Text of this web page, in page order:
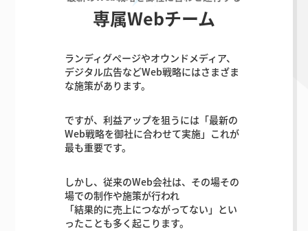
専属Webチーム
ランディグページやオウンドメディア、
デジタル広告などWeb戦略にはさまざま
な施策があります。
ですが、利益アップを狙うには「最新の
Web戦略を御社に合わせて実施」これが
最も重要です。
しかし、従来のWeb会社は、その場その
場での制作や施策が行われ
「結果的に売上につながってない」とい
ったことも多く起こります。